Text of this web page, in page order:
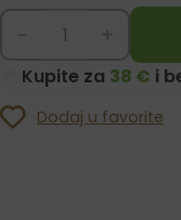
Kupite za 38 € i
Dodaj u favorite